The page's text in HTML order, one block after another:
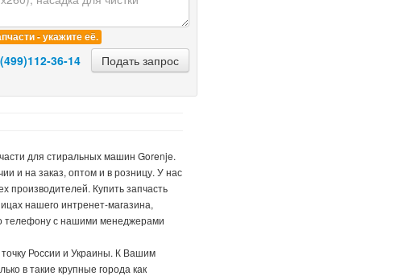
- укажите её.
Подать запрос
36-14
для стиральных машин Gorenje.
и на заказ, оптом и в розницу. У нас
производителей. Купить запчасть
нашего интренет-магазина,
телефону с нашими менеджерами
России и Украины. К Вашим
в такие крупные города как